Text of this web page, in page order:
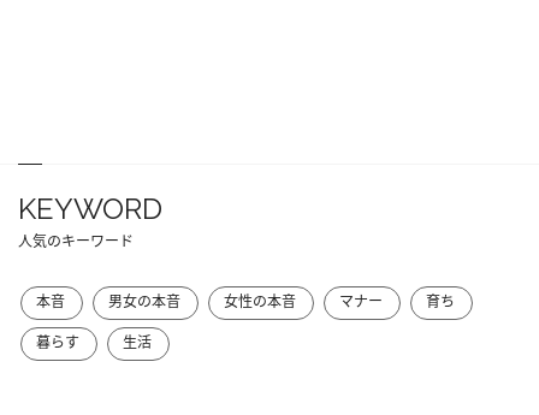
KEYWORD
人気のキーワード
本音 男女の本音 女性の本音 マナー
育ち
暮らす
生活